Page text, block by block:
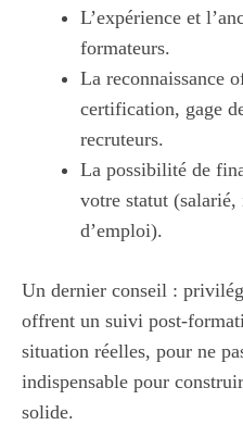
L’expérience et
formateurs.
La reconnaissance
certification, gage
recruteurs.
La possibilité de
votre statut (salarié,
d’emploi).
Un dernier conseil :
offrent un suivi post-
situation réelles, pour ne
indispensable pour
solide.